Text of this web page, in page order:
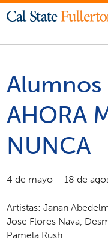
Alumnos
AHORA
NUNCA
4 de mayo – 18 de
Artistas: Janan
Jose Flores Nava,
Pamela Rush